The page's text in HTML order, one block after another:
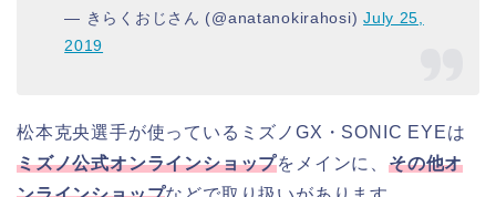
— きらくおじさん (@anatanokirahosi)July 25,
2019
松本克央選手が使っているミズノGX・SONIC EYEは
ミズノ公式オンラインショップをメインに、その他オ